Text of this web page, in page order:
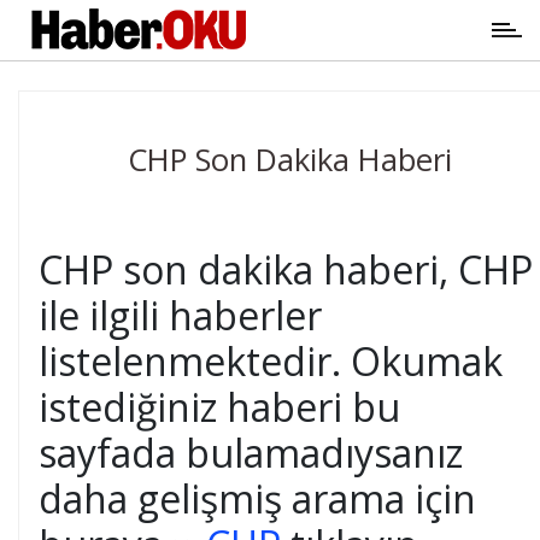
CHP Son Dakika Haberi
CHP son dakika haberi, CHP
ile ilgili haberler
listelenmektedir. Okumak
istediğiniz haberi bu
sayfada bulamadıysanız
daha gelişmiş arama için